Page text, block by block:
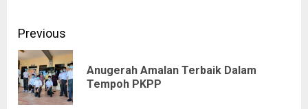
Previous
Anugerah Amalan Terbaik Dalam
Tempoh PKPP